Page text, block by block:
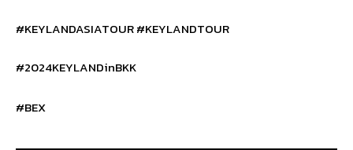
#KEYLANDASIATOUR #KEYLANDTOUR
#2024KEYLANDinBKK
#BEX